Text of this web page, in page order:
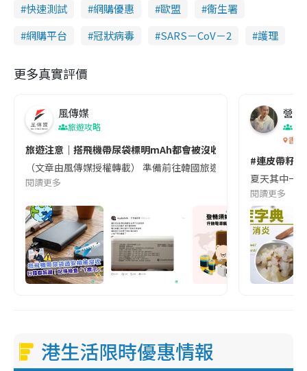
快速測試
網購優惠 歐盟
衞生署
網購平台
冠狀病毒 SARS－CoV－2 護理
更多真實評價
風傳媒
旅遊攻略
旅遊注意｜搭飛機帶尿袋標明mAh都會被沒收😱出發前切記檢查
（文章由風傳媒授權轉載） 準備前往韓國旅遊的民眾，近期要
閱讀更多
營養
香港
#連皮帶籽
夏天其中一
閱讀更多
港生活限時優惠情報